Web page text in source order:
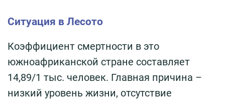
Ситуация в Лесото
Коэффициент смертности в это
южноафриканской стране составляет
14,89/1 тыс. человек. Главная причина –
низкий уровень жизни, отсутствие